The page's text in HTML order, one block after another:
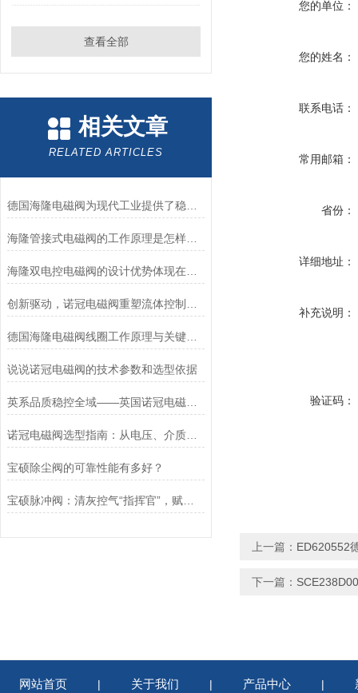
查看全部
相关文章
RELATED ARTICLES
海隆管接式电磁阀的工作原理是怎样的？
海隆双电控电磁阀的设计优势体现在哪里？
德国海隆电磁阀线圈工作原理与关键作用
说说诺冠电磁阀的技术参数和选型依据
英系品质稳控全域——英国诺冠电磁阀专属方案
诺冠电磁阀选型指南：从电压、介质到防爆等级的精准匹配
宝硕除尘阀的可靠性能有多好？
宝硕脉冲阀：清灰控气“指挥官”，赋能工业除尘高效运行
您的单位：
您的姓名：
联系电话：
常用邮箱：
省份：
详细地址：
补充说明：
验证码：
上一篇： ED620552
下一篇：
网站首页 | 关于我们 | 产品中心 |